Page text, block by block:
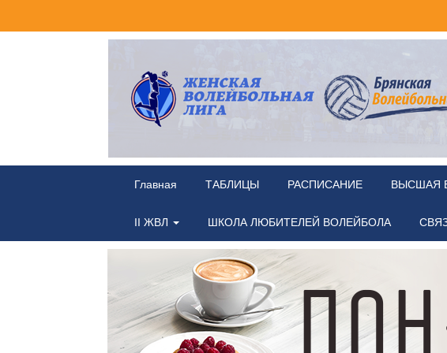
Главная ТАБЛИЦЫ РАСПИСАНИЕ ВЫСШАЯ
II ЖВЛ ШКОЛА ЛЮБИТЕЛЕЙ ВОЛЕЙБОЛА